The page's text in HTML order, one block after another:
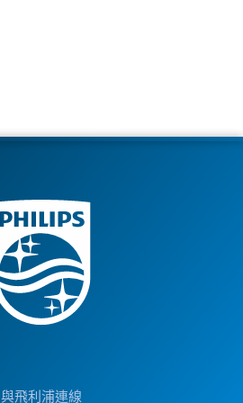
與飛利浦連線